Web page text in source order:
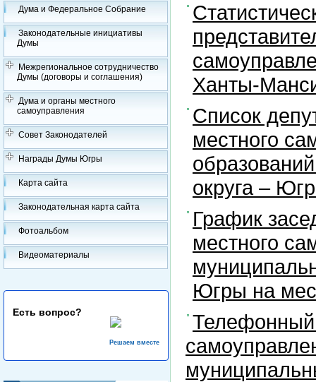
Дума и Федеральное Собрание
Законодательные инициативы
Думы
Межрегиональное сотрудничество
Думы (договоры и соглашения)
Дума и органы местного
самоуправления
Совет Законодателей
Награды Думы Югры
Карта сайта
Законодательная карта сайта
Фотоальбом
Видеоматериалы
Есть вопрос?
Решаем вместе
Ханты-
Список
местного
округа –
График
местного
Югры на
Телефонный